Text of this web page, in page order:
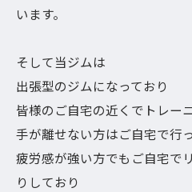
います。
そして当ジムは
出張型のジムになっており
皆様のご自宅の近くでトレー
手が離せない方はご自宅で行
疲労感が強い方でもご自宅で
りしており